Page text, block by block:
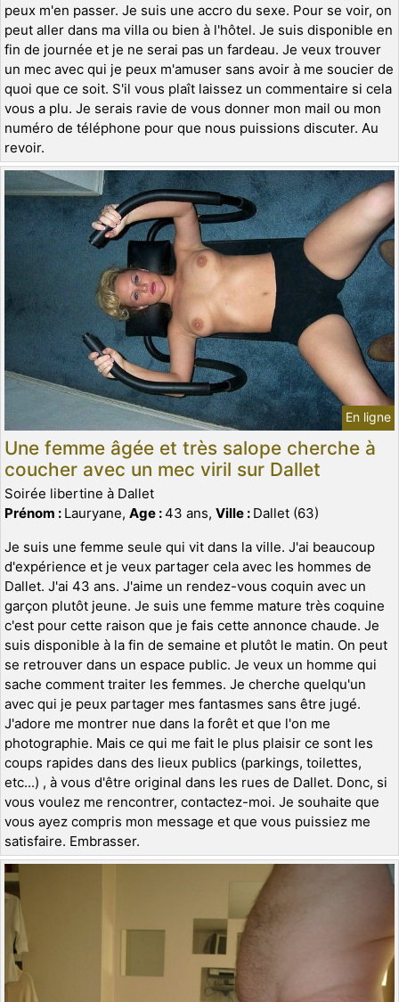
peux m'en passer. Je suis une accro du sexe. Pour se voir, on
peut aller dans ma villa ou bien à l'hôtel. Je suis disponible en
fin de journée et je ne serai pas un fardeau. Je veux trouver
un mec avec qui je peux m'amuser sans avoir à me soucier de
quoi que ce soit. S'il vous plaît laissez un commentaire si cela
vous a plu. Je serais ravie de vous donner mon mail ou mon
numéro de téléphone pour que nous puissions discuter. Au
revoir.
En ligne
Une femme âgée et très salope cherche à
coucher avec un mec viril sur Dallet
Soirée libertine à Dallet
Prénom : Lauryane, Age :43 ans, Ville : Dallet (63)
Je suis une femme seule qui vit dans la ville. J'ai beaucoup
d'expérience et je veux partager cela avec les hommes de
Dallet. J'ai 43 ans. J'aime un rendez-vous coquin avec un
garçon plutôt jeune. Je suis une femme mature très coquine
c'est pour cette raison que je fais cette annonce chaude. Je
suis disponible à la fin de semaine et plutôt le matin. On peut
se retrouver dans un espace public. Je veux un homme qui
sache comment traiter les femmes. Je cherche quelqu'un
avec qui je peux partager mes fantasmes sans être jugé.
J'adore me montrer nue dans la forêt et que l'on me
photographie. Mais ce qui me fait le plus plaisir ce sont les
coups rapides dans des lieux publics (parkings, toilettes,
etc...) , à vous d'être original dans les rues de Dallet. Donc, si
vous voulez me rencontrer, contactez-moi. Je souhaite que
vous ayez compris mon message et que vous puissiez me
satisfaire. Embrasser.